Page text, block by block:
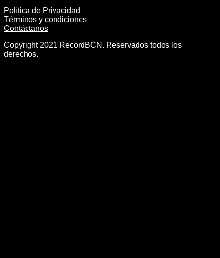
Política de Privacidad
Términos y condiciones
Contáctanos
Copyright 2021 RecordBCN. Reservados todos los
derechos.